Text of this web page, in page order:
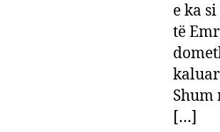
e ka
të
Shum
[…]